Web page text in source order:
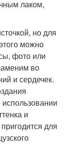
лаком,
но для
можно
фото или
во
и сердечек.
и
для